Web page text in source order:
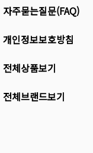
자주묻는질문(FAQ)
개인정보보호방침
전체상품보기
전체브랜드보기